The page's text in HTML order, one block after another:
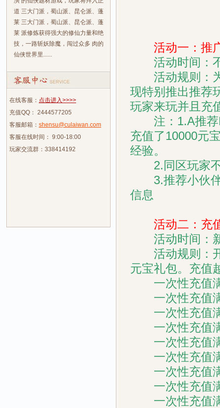
道 三大门派，蜀山派、昆仑派、蓬
莱 三大门派，蜀山派、昆仑派、蓬
莱 派修炼获得强大的修仙力量和绝
技，一路斩妖除魔，闯过众多 肉的
仙侠世界里......
在线客服： 点击进入>>>>
充值QQ： 2444577205
客服邮箱： shensu@culaiwan.com
客服在线时间： 9:00-18:00
玩家交流群：338414192
活动一：推
活动时间：
活动规则：为
现特别推出推荐
玩家来玩并且充
注：1.A推荐B
充值了10000元
经验。
2.同区玩家不
3.推荐小伙伴
信息
活动二：充
活动时间：新
活动规则：开
元宝礼包。充值
一次性充值满
一次性充值满
一次性充值满
一次性充值满
一次性充值满
一次性充值满
一次性充值满
一次性充值满
一次性充值满